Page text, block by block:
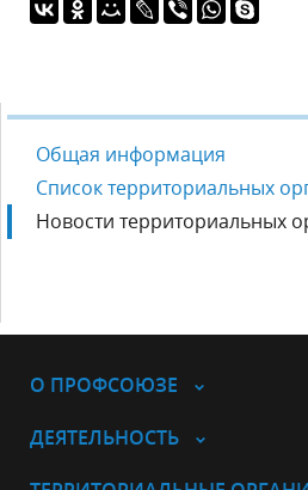
Общая информация
Список территориальных
Новости территориальных
О ПРОФСОЮЗЕ
ДЕЯТЕЛЬНОСТЬ